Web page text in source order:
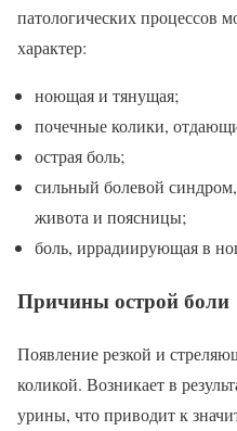
патологических процессов
характер:
ноющая и тянущая;
почечные колики,
острая боль;
сильный болевой
живота и поясницы;
боль, иррадиирующая в
Причины острой боли
Появление резкой и
коликой. Возникает в
урины, что приводит к